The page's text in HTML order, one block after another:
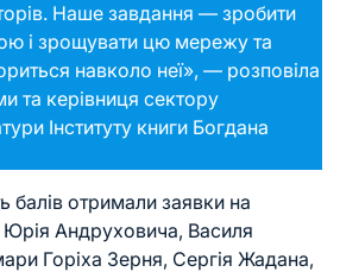
Наше завдання — зробити
і зрощувати цю мережу та
навколо неї», — розповіла
та керівниця сектору
Інституту книги Богдана
балів отримали заявки на
Андруховича, Василя
Горіха Зерня, Сергія Жадана,